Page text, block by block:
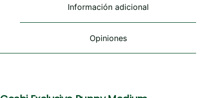
Información adicional
Opiniones